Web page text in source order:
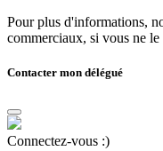
Pour plus d'informations,
commerciaux, si vous ne le
Contacter mon délégué
Connectez-vous :)